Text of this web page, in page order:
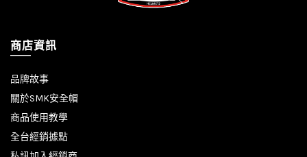
商店資訊
品牌故事
關於SMK安全帽
商品使用教學
全台經銷據點